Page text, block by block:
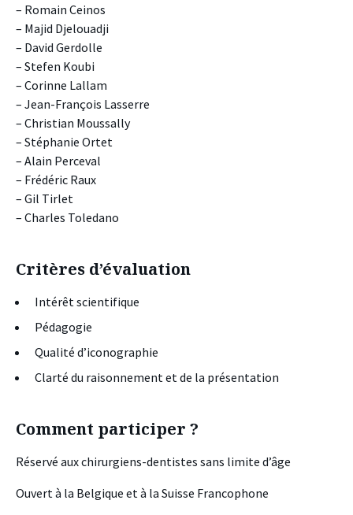
– Romain Ceinos
– Majid Djelouadji
– David Gerdolle
– Stefen Koubi
– Corinne Lallam
– Jean-François Lasserre
– Christian Moussally
– Stéphanie Ortet
– Alain Perceval
– Frédéric Raux
– Gil Tirlet
– Charles Toledano
Critères d’évaluation
Intérêt scientifique
Pédagogie
Qualité d’iconographie
Clarté du raisonnement et de la présentation
Comment participer ?
Réservé aux chirurgiens-dentistes sans limite d’âge
Ouvert à la Belgique et à la Suisse Francophone